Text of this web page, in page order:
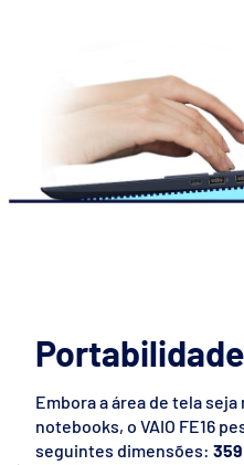
Portabilidade
Embora a área de tela
notebooks, o VAIO FE16
seguintes dimensões: